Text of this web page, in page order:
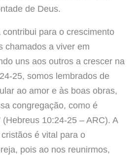
de Deus.
para o crescimento
chamados a viver em
uns aos outros a crescer na
25, somos lembrados de
ao amor e às boas obras,
congregação, como é
10:24-25 – ARC). A
é vital para o
pois ao nos reunirmos,